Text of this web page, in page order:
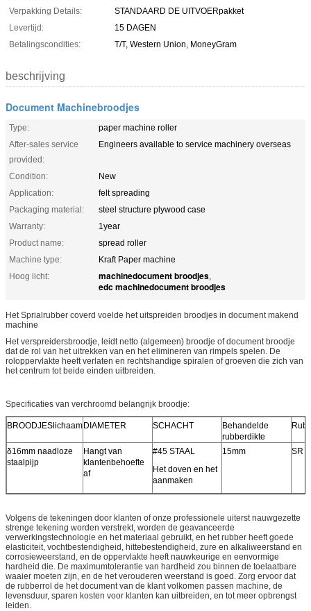
Verpakking Details:
STANDAARD DE UITVOERpakket
Levertijd:
15 DAGEN
Betalingscondities:
T/T, Western Union, MoneyGram
beschrijving
Document Machinebroodjes
Type:
paper machine roller
After-sales service
provided:
Engineers available to service machinery overseas
Condition:
New
Application:
felt spreading
Packaging material:
steel structure plywood case
Warranty:
1year
Product name:
spread roller
Machine type:
Kraft Paper machine
Hoog licht:
machinedocument broodjes,
edc machinedocument broodjes
Het Sprialrubber coverd voelde het uitspreiden broodjes in document makend
machine
Het verspreidersbroodje, leidt netto (algemeen) broodje of document broodje
dat de rol van het uitrekken van en het elimineren van rimpels spelen. De
roloppervlakte heeft verlaten en rechtshandige spiralen of groeven die zich van
het centrum tot beide einden uitbreiden.
Specificaties van verchroomd belangrijk broodje:
BROODJESlichaamDIAMETER SCHACHT
Behandelde
rubberdikte
δ16mm naadloze
staalpijp
Hangt van
klantenbehoefte
af
#45 STAAL
Het doven en het
aanmaken
15mm SR
Volgens de tekeningen door klanten of onze professionele uiterst nauwgezette
strenge tekening worden verstrekt, worden de geavanceerde
verwerkingstechnologie en het materiaal gebruikt, en het rubber heeft goede
elasticiteit, vochtbestendigheid, hittebestendigheid, zure en alkaliweerstand en
corrosieweerstand, en de oppervlakte heeft nauwkeurige en eenvormige
hardheid die. De maximumtolerantie van hardheid zou binnen de toelaatbare
waaier moeten zijn, en de het verouderen weerstand is goed. Zorg ervoor dat
de rubberrol de het document van de klant volkomen passen machine, de
levensduur, sparen kosten voor klanten kan uitbreiden, en tot meer opbrengst
leiden.